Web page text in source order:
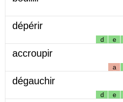
dépérir
d e
accroupir
a
dégauchir
d e